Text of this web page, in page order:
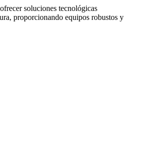
soluciones tecnológicas
proporcionando equipos robustos y